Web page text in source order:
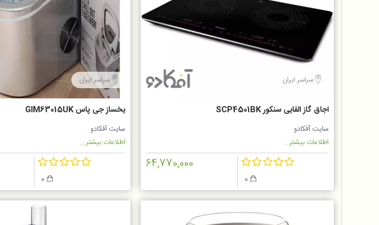
سراسر ایران
اجاق گاز القایی سنکور SCP4501BK
سایت آفکادو
اطلاعات بیشتر...
64,770,000
سراسر ایران
یخساز جی پاس GIM63015UK
سایت آفکادو
اطلاعات بیشتر...